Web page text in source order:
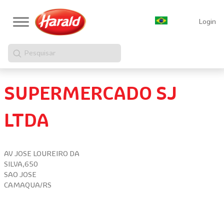
Login
Pesquisar
SUPERMERCADO SJ
LTDA
AV JOSE LOUREIRO DA
SILVA,650
SAO JOSE
CAMAQUA/RS